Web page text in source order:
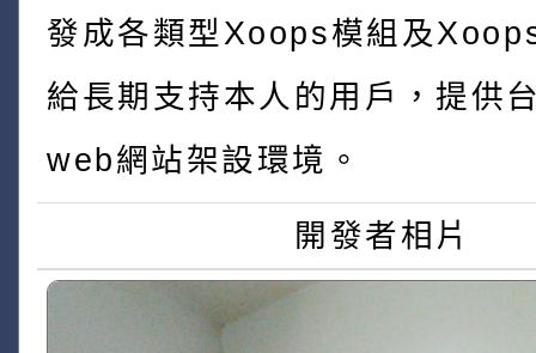
發成各類型Xoops模組及
給長期支持本人的用戶，提供
web網站架設環境。
開發者相片